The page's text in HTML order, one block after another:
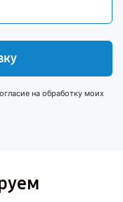
на обработку моих